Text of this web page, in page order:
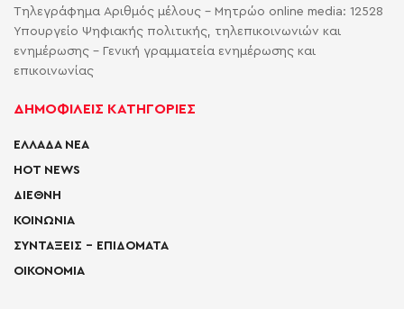
Τηλεγράφημα Αριθμός μέλους - Μητρώο online media: 12528
Υπουργείο Ψηφιακής πολιτικής, τηλεπικοινωνιών και
ενημέρωσης - Γενική γραμματεία ενημέρωσης και
επικοινωνίας
ΔΗΜΟΦΙΛΕΙΣ ΚΑΤΗΓΟΡΙΕΣ
ΕΛΛΑΔΑ ΝΕΑ
HOT NEWS
ΔΙΕΘΝΗ
ΚΟΙΝΩΝΙΑ
ΣΥΝΤΑΞΕΙΣ – ΕΠΙΔΟΜΑΤΑ
ΟΙΚΟΝΟΜΙΑ